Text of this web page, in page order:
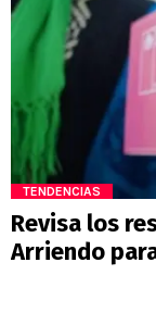
TENDENCIAS
Revisa los
Arriendo